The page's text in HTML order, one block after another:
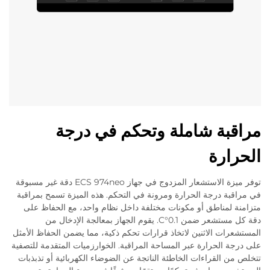
مراقبة شاملة وتحكم في درجة
الحرارة
توفر ميزة الاستشعار المزدوج في جهاز ECS 974neo دقة غير مسبوقة
في مراقبة درجة الحرارة ومرونة في التحكم. هذه الميزة تسمح بمراقبة
متزامنة لمناطق أو مكونات مختلفة داخل نظام واحد، مع الحفاظ على
دقة كل مستشعر ضمن 0.1°C. يقوم الجهاز بمعالجة الإدخال من
المستشعرات الاثنين لاتخاذ قرارات تحكم ذكية، مما يضمن الحفاظ الأمثل
على درجة الحرارة عبر المساحة المراقبة. الخوارزميات المتقدمة للتصفية
تتخلص من القراءات الخاطئة الناتجة عن الضوضاء الكهربائية أو تذبذبات